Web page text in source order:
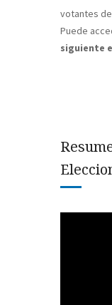
votantes
Puede
siguiente